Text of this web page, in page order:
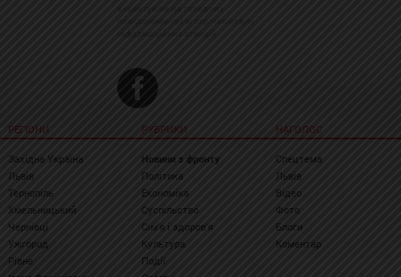
РЕГІОНИ
Західна Україна
Львів
Тернопіль
Хмельницький
Чернівці
Ужгород
Рівне
РУБРИКИ
Новини з фронту
Політика
Економіка
Суспільство
Сім'я і здоров'я
Культура
Події
НАГОЛОС
Спецтема
Львів
Відео
Фото
Блоги
Коментар